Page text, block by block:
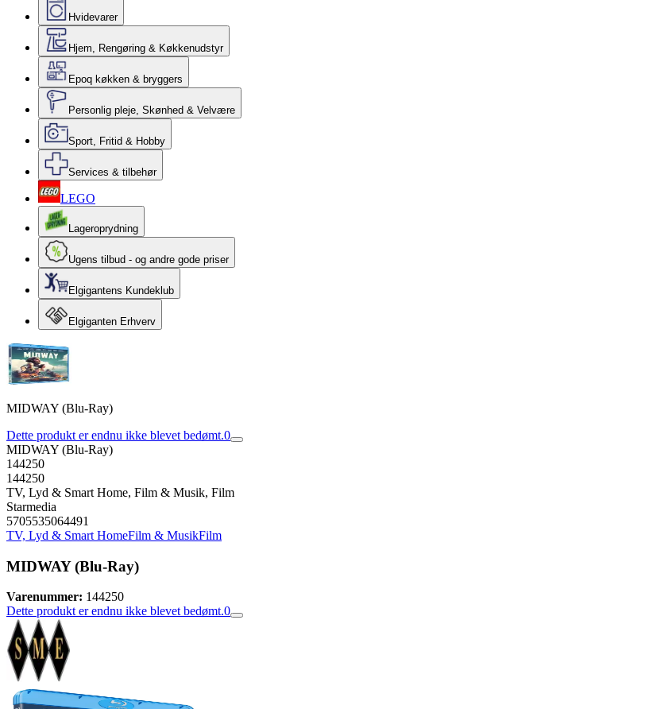
Hvidevarer
Hjem, Rengøring & Køkkenudstyr
Epoq køkken & bryggers
Personlig pleje, Skønhed & Velvære
Sport, Fritid & Hobby
Services & tilbehør
LEGO
Lageroprydning
Ugens tilbud - og andre gode priser
Elgigantens Kundeklub
Elgiganten Erhverv
MIDWAY (Blu-Ray)
Dette produkt er endnu ikke blevet bedømt.0
MIDWAY (Blu-Ray)
144250
144250
TV, Lyd & Smart Home, Film & Musik, Film
Starmedia
5705535064491
TV, Lyd & Smart HomeFilm & MusikFilm
MIDWAY (Blu-Ray)
Varenummer: 144250
Dette produkt er endnu ikke blevet bedømt.0